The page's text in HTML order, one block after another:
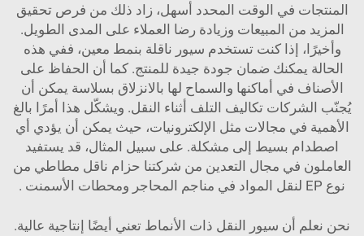
المنتجات في الوقت المحدد أسهل، زاد ذلك من فرص تحقيق
المزيد من المبيعات وزيادة رضا العملاء على المدى الطويل.
وأخيرًا، إذا كنت تستخدم سيور ناقلة بنمط معين، ففي هذه
الحالة يمكنك ضمان جودة جيدة للمنتج. كما أن الحفاظ على
الأصناف في أماكنها والسماح لها بالانزلاق بسلاسة يمكن أن
يُجنّب الشركات تكاليف التلف أثناء النقل. ويشكّل هذا أمرًا بالغ
الأهمية في مجالات مثل الإلكترونيات، حيث يمكن أن يؤدي أي
اصطدام بسيط إلى مشكلة. على سبيل المثال، قد يستفيد
العاملون في مجال التعدين من شركتنا حزام ناقل مطاطي من
نوع EP لنقل المواد في مناجم المحاجر ومحطات الأسمنت
.
نحن نعلم أن سيور النقل ذات الأنماط تعني أيضًا إنتاجية عالية.